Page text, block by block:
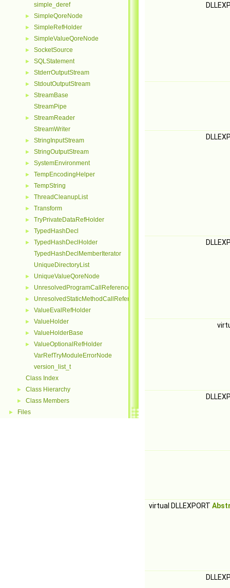
simple_deref
► SimpleQoreNode
► SimpleRefHolder
► SimpleValueQoreNode
► SocketSource
► SQLStatement
► StderrOutputStream
► StdoutOutputStream
►
StreamBase
StreamPipe
►
StreamReader
StreamWriter
► StringInputStream
► StringOutputStream
► SystemEnvironment
► TempEncodingHelper
► TempString
► ThreadCleanupList
► Transform
► TryPrivateDataRefHolder
► TypedHashDecl
►
TypedHashDeclHolder
TypedHashDeclMemberIterator
UniqueDirectoryList
► UniqueValueQoreNode
► UnresolvedProgramCallReferenceNode
► UnresolvedStaticMethodCallReferenceNode
► ValueEvalRefHolder
► ValueHolder
► ValueHolderBase
►
ValueOptionalRefHolder
VarRefTryModuleErrorNode
version_list_t
Class Index
► Class Hierarchy
► Class Members
► Files
virtual DLLEXPORT